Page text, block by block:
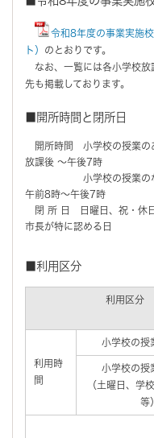
令和8年度の事業実施
ト） のとおりです。
なお、一覧には各小学校放
先も掲載しております。
■開所時間と閉所日
開所時間 小
放課後 ～午後7時
小学校の授業のない日
午前8時～午後7時
閉 所 日 日曜日、祝・休
市長が特に認める日
■利用区分
利用区分
利用時
間
小学校の授
小学校の授
（土曜日、学
等）